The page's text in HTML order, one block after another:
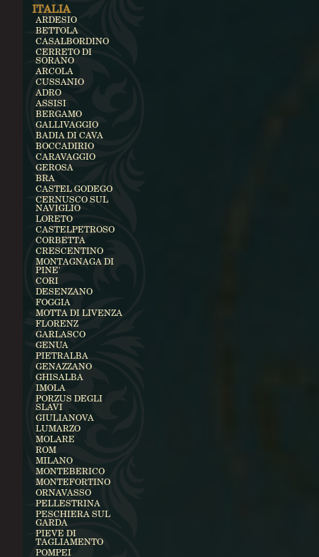
ITALIA
ARDESIO
BETTOLA
CASALBORDINO
CERRETO DI
SORANO
ARCOLA
CUSSANIO
ADRO
ASSISI
BERGAMO
GALLIVAGGIO
BADIA DI CAVA
BOCCADIRIO
CARAVAGGIO
GEROSA
BRA
CASTEL GODEGO
CERNUSCO SUL
NAVIGLIO
LORETO
CASTELPETROSO
CORBETTA
CRESCENTINO
MONTAGNAGA DI
PINE'
CORI
DESENZANO
FOGGIA
MOTTA DI LIVENZA
FLORENZ
GARLASCO
GENUA
PIETRALBA
GENAZZANO
GHISALBA
IMOLA
PORZUS DEGLI
SLAVI
GIULIANOVA
LUMARZO
MOLARE
ROM
MILANO
MONTEBERICO
MONTEFORTINO
ORNAVASSO
PELLESTRINA
PESCHIERA SUL
GARDA
PIEVE DI
TAGLIAMENTO
POMPEI